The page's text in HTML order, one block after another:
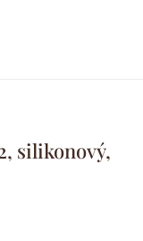
silikonový,